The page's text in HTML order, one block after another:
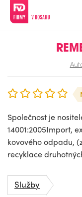
Společnost je
14001:2005Import,
kovového odpadu,
recyklace
Služby